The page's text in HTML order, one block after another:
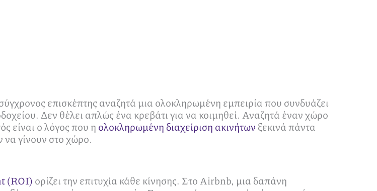
επισκέπτης αναζητά μια ολοκληρωμένη εμπειρία που συνδυάζει
Δεν θέλει απλώς ένα κρεβάτι για να κοιμηθεί. Αναζητά έναν χώρο
είναι ο λόγος που η ολοκληρωμένη διαχείριση ακινήτων ξεκινά πάντα
γίνουν στο χώρο.
(ROI) ορίζει την επιτυχία κάθε κίνησης. Στο Airbnb, μια δαπάνη